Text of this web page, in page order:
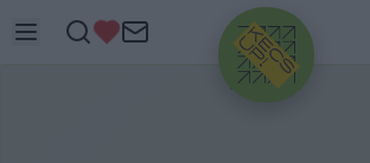
HIRDETÉS